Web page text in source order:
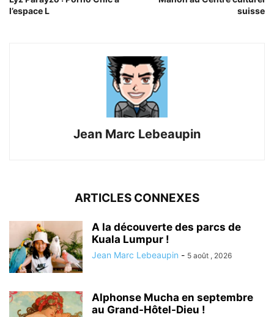
l’espace L
suisse
Jean Marc Lebeaupin
ARTICLES CONNEXES
A la découverte des parcs de
Kuala Lumpur !
Jean Marc Lebeaupin - 5 août , 2026
Alphonse Mucha en septembre
au Grand-Hôtel-Dieu !